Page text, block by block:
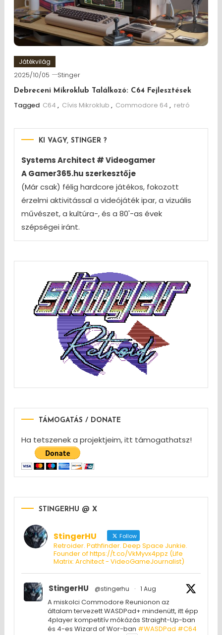
Játékvilág
2025/10/05 Stinger
Debreceni Mikroklub Találkozó: C64 Fejlesztések
Tagged C64 , Cívis Mikroklub , Commodore 64 , retró
KI VAGY, STINGER ?
Systems Architect # Videogamer
A Gamer365.hu szerkesztője
(Már csak) félig hardcore játékos, fokozott
érzelmi aktivitással a videójáték ipar, a vizuális
művészet, a kultúra-, és a 80'-as évek
szépségei iránt.
TÁMOGATÁS / DONATE
Ha tetszenek a projektjeim, itt támogathatsz!
STINGERHU @ X
StingerHU Follow
Retroider. Pathfinder. Deep Space Junkie.
Founder of https://t.co/VkMyvx4ppz (Life
Matrix: Architect - VideoGameJournalist)
StingerHU @stingerhu · 1 Aug
A miskolci Commodore Reunionon az
általam tervezett WASDPad+ mindenütt, itt épp
4player kompetitív mókázás Straight-Up-ban
és 4-es Wizard of Wor-ban #WASDPad #C64